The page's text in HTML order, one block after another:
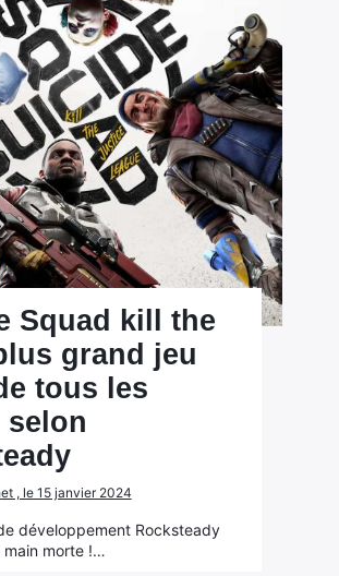
Squad kill the
grand jeu
tous les
selon
, le 15 janvier 2024
développement Rocksteady
main morte !…